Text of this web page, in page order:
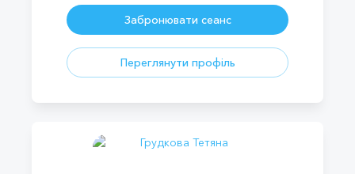
Забронювати сеанс
Переглянути профіль